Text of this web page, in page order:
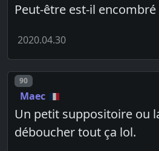
Peut-être est-il encombré
2020.04.30
Post number
90
Maec
Un petit suppositoire ou
déboucher tout ça lol.